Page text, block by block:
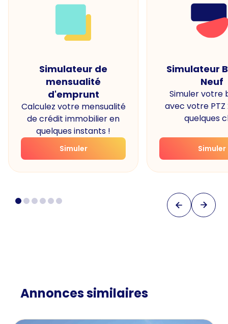
Simulateur de
mensualité
d'emprunt
Calculez votre mensualité
de crédit immobilier en
quelques instants !
Simuler
Simulateur
Neuf
Simuler votre
avec votre PTZ
quelques
Simuler
Annonces similaires